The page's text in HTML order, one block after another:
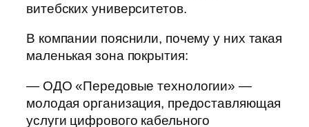
витебских университетов.
В компании пояснили, почему у них такая
маленькая зона покрытия:
— ОДО «Передовые технологии» —
молодая организация, предоставляющая
услуги цифрового кабельного